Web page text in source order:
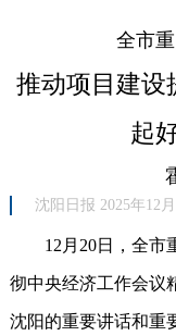
全市
推动项目建设
起
沈阳日报 2025年12月
12月20日，全市重
彻中央经济工作会议
沈阳的重要讲话和重